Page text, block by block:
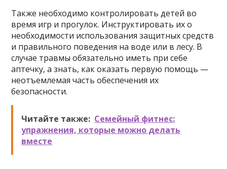
Также необходимо контролировать детей во
время игр и прогулок. Инструктировать их о
необходимости использования защитных средств
и правильного поведения на воде или в лесу. В
случае травмы обязательно иметь при себе
аптечку, а знать, как оказать первую помощь —
неотъемлемая часть обеспечения их
безопасности.
Читайте также: Семейный фитнес:
упражнения, которые можно делать
вместе